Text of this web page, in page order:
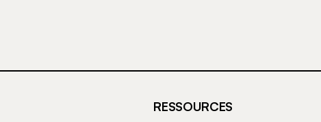
RESSOURCES